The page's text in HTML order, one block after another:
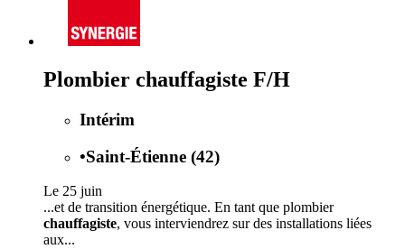
Plombier chauffagiste F/H
Intérim
•Saint-Étienne (42)
Le 25 juin
...et de transition énergétique. En tant que plombier
chauffagiste, vous interviendrez sur des installations liées
aux...